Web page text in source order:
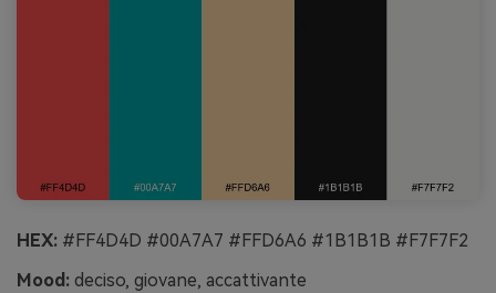
HEX: #FF4D4D #00A7A7 #FFD6A6 #1B1B1B #F7F7F2
Mood: deciso, giovane, accattivante